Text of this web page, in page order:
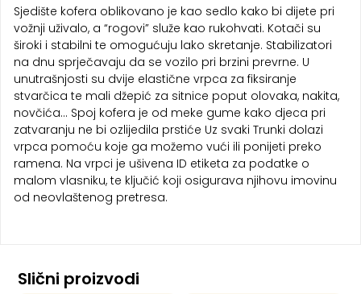
Sjedište kofera oblikovano je kao sedlo kako bi dijete pri
vožnji uživalo, a “rogovi” služe kao rukohvati. Kotači su
široki i stabilni te omogućuju lako skretanje. Stabilizatori
na dnu sprječavaju da se vozilo pri brzini prevrne. U
unutrašnjosti su dvije elastične vrpca za fiksiranje
stvarčica te mali džepić za sitnice poput olovaka, nakita,
novčića… Spoj kofera je od meke gume kako djeca pri
zatvaranju ne bi ozlijedila prstiće Uz svaki Trunki dolazi
vrpca pomoću koje ga možemo vući ili ponijeti preko
ramena. Na vrpci je ušivena ID etiketa za podatke o
malom vlasniku, te ključić koji osigurava njihovu imovinu
od neovlaštenog pretresa.
Slični proizvodi